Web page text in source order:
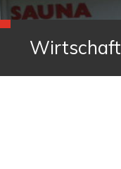
Wirtschaft